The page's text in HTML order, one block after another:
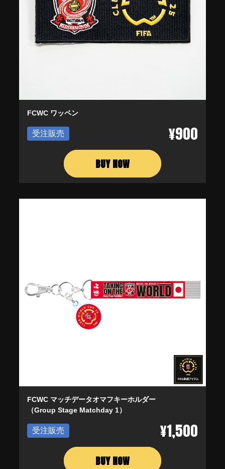
FCWC ワッペン
受注販売 ¥900
BUY NOW
FCWC マッチデータオマフキーホルダー
（Group Stage Matchday 1）
受注販売 ¥1,500
BUY NOW